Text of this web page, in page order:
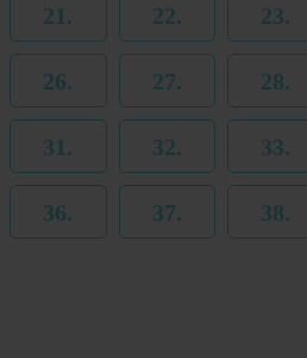
21. 22. 23.
26. 27. 28.
31. 32. 33.
36. 37. 38.